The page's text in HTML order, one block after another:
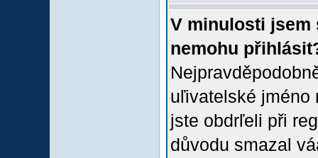
V minulosti jsem
nemohu
uľivatelské jméno
jste obdrľeli při
důvodu smazal